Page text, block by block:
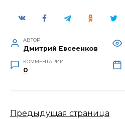
АВТОР
Дмитрий Евсеенков
КОММЕНТАРИИ
0
Предыдущая страница